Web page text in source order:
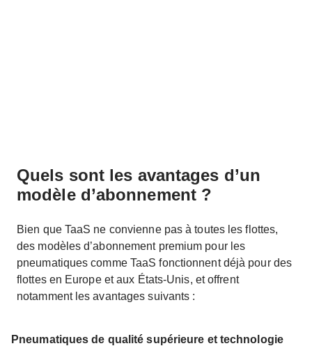
Quels sont les avantages d’un
modèle d’abonnement ?
Bien que TaaS ne convienne pas à toutes les flottes,
des modèles d’abonnement premium pour les
pneumatiques comme TaaS fonctionnent déjà pour des
flottes en Europe et aux États-Unis, et offrent
notamment les avantages suivants :
Pneumatiques de qualité supérieure et technologie